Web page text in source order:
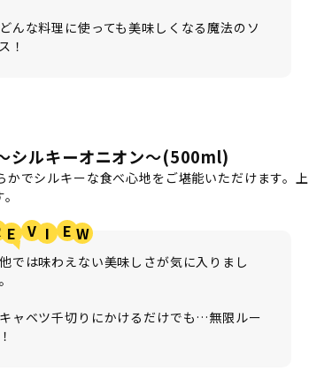
どんな料理に使っても美味しくなる魔法のソ
！
シルキーオニオン～(500ml)
でシルキーな食べ心地をご堪能いただけます。上
V E
他では味わえない美味しさが気に入りまし
キャベツ千切りにかけるだけでも…無限ルー